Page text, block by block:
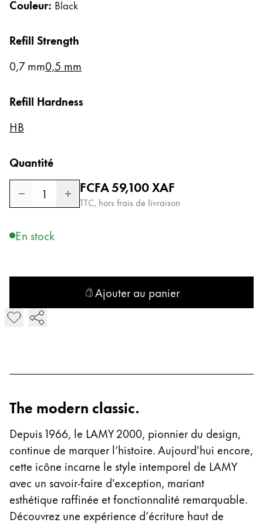
Cadeaux
Holiday Special
Coffrets cadeaux
Gravure
LAMY x Kunstpalast
Lettering Workshop
LAMY Stories
LAMY dialog urushi
Corporate Culture
Esprit pionnier
À propos de votre commande
FR/CM
Global
Créer un compte
Créer un compte
Couleur: Black
Refill Strength
0,7 mm0,5 mm
Refill Hardness
HB
Quantité
1
Prix normal
FCFA 59,100XAF
TTC, hors frais de livraison
En stock
Ajouter au panier
Ajouter LAMY 2000 Porte-mine
The modern classic.
Depuis 1966, le LAMY 2000, pionnier du design,
continue de marquer l’histoire. Aujourd'hui encore,
cette icône incarne le style intemporel de LAMY
avec un savoir-faire d'exception, mariant
esthétique raffinée et fonctionnalité remarquable.
Découvrez une expérience d’écriture haut de